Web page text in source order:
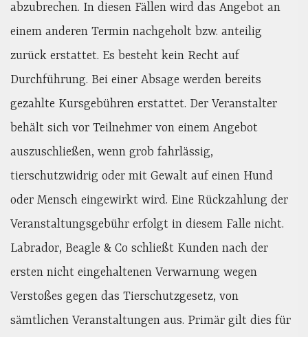
abzubrechen. In diesen Fällen wird das Angebot an
einem anderen Termin nachgeholt bzw. anteilig
zurück erstattet. Es besteht kein Recht auf
Durchführung. Bei einer Absage werden bereits
gezahlte Kursgebühren erstattet. Der Veranstalter
behält sich vor Teilnehmer von einem Angebot
auszuschließen, wenn grob fahrlässig,
tierschutzwidrig oder mit Gewalt auf einen Hund
oder Mensch eingewirkt wird. Eine Rückzahlung der
Veranstaltungsgebühr erfolgt in diesem Falle nicht.
Labrador, Beagle & Co schließt Kunden nach der
ersten nicht eingehaltenen Verwarnung wegen
Verstoßes gegen das Tierschutzgesetz, von
sämtlichen Veranstaltungen aus. Primär gilt dies für